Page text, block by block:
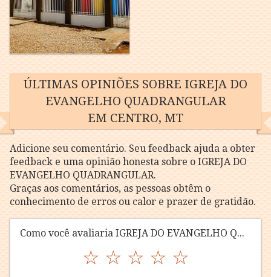
ÚLTIMAS OPINIÕES SOBRE IGREJA DO
EVANGELHO QUADRANGULAR
EM CENTRO, MT
Adicione seu comentário. Seu feedback ajuda a obter
feedback e uma opinião honesta sobre o IGREJA DO
EVANGELHO QUADRANGULAR.
Graças aos comentários, as pessoas obtêm o
conhecimento de erros ou calor e prazer de gratidão.
Como você avaliaria IGREJA DO EVANGELHO QUADRANGULAR?
☆ ☆ ☆ ☆ ☆